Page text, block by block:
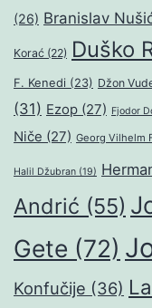
(26) Branislav
Korać (22) Duško
F. Kenedi (23) Džon
(31) Ezop (27) Fjodor
Niče (27) Georg Vilhelm
Halil Džubran (19)
Andrić (55)
Gete (72)
Konfučije (36)